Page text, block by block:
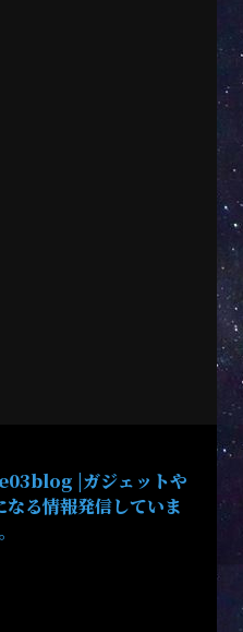
|ガジェットや
る情報発信していま